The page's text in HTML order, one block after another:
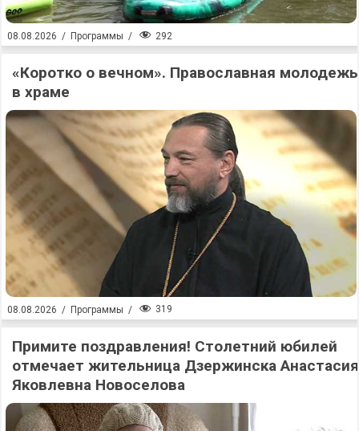
08.08.2026 / Программы / 292
«Коротко о вечном». Православная молодежь
в храме
08.08.2026 / Программы / 319
Примите поздравления! Столетний юбилей
отмечает жительница Дзержинска Анастасия
Яковлевна Новоселова